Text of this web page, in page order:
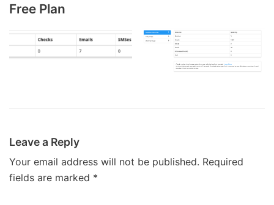
Free Plan
Leave a Reply
Your email address will not be published. Required
fields are marked *